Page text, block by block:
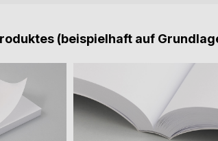
(beispielhaft auf